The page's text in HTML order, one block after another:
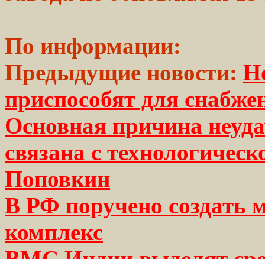
По информации:
Предыдущие новости:
приспособят для
Основная причина
связана с
Поповкин
В РФ поручено создать
комплекс